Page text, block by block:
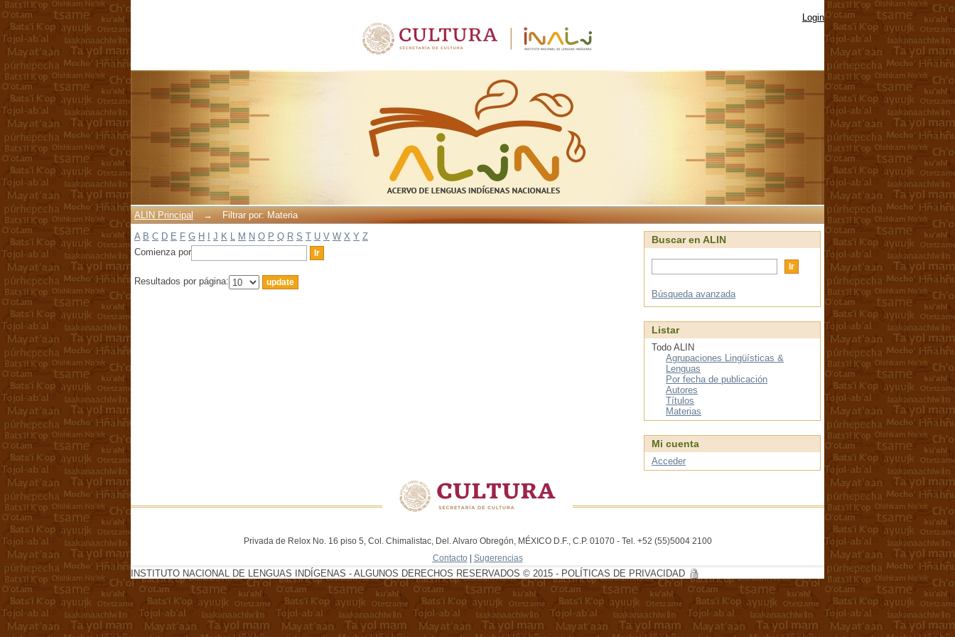
Login
ALIN Principal →
Filtrar por: Materia
A B C D E F G H J K L M N O P Q R S T U V W X Y Z
Comienza por
Resultados por página:
Buscar en ALIN
Búsqueda avanzada
Listar
Todo ALIN
Agrupaciones Lingüísticas &
Lenguas
Por fecha de publicación
Autores
Títulos
Materias
Mi cuenta
Acceder
Privada de Relox No. 16 piso 5, Col. Chimalistac, Del. Alvaro Obregón, MÉXICO D.F., C.P. 01070 - Tel. +52 (55)5004 2100
Contacto | Sugerencias
INSTITUTO NACIONAL DE LENGUAS INDÍGENAS - ALGUNOS DERECHOS RESERVADOS © 2015 - POLÍTICAS DE PRIVACIDAD